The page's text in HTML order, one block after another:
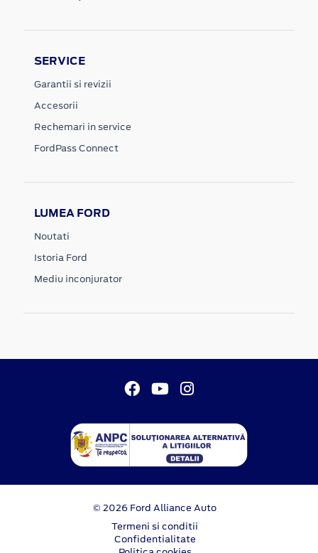
SERVICE
Garantii si revizii
Accesorii
Rechemari in service
FordPass Connect
LUMEA FORD
Noutati
Istoria Ford
Mediu inconjurator
© 2026 Ford Alliance Auto
Termeni si conditii
Confidentialitate